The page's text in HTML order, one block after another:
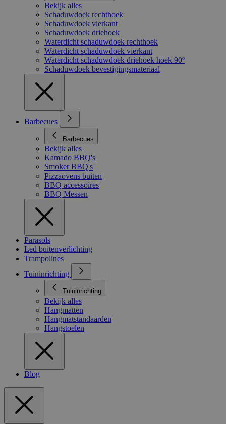
Bekijk alles
Schaduwdoek rechthoek
Schaduwdoek vierkant
Schaduwdoek driehoek
Waterdicht schaduwdoek rechthoek
Waterdicht schaduwdoek vierkant
Waterdicht schaduwdoek driehoek hoek 90º
Schaduwdoek bevestigingsmateriaal
Barbecues
Barbecues
Bekijk alles
Kamado BBQ's
Smoker BBQ's
Pizzaovens buiten
BBQ accessoires
BBQ Messen
Parasols
Led buitenverlichting
Trampolines
Tuininrichting
Tuininrichting
Bekijk alles
Hangmatten
Hangmatstandaarden
Hangstoelen
Blog